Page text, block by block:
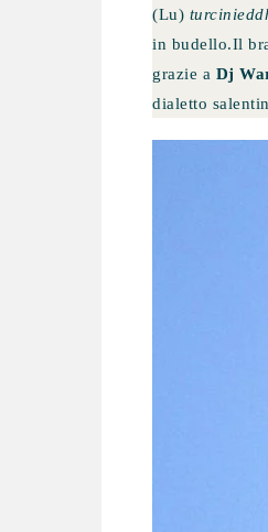
(Lu)
in budello.Il
grazie a Dj
dialetto